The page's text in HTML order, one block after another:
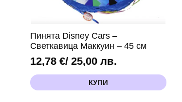
Пинята Disney Cars –
Светкавица Маккуин – 45 см
12,78 €/ 25,00 лв.
КУПИ